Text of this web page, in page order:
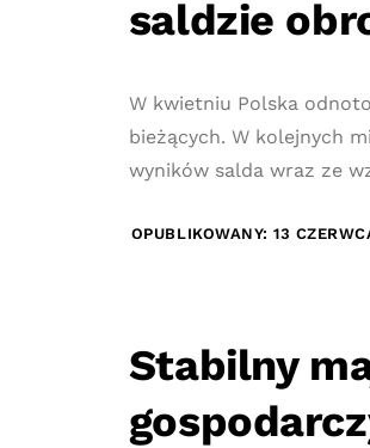
saldzie
W kwietniu Polska
bieżących. W kolejnych
wyników salda wraz ze
OPUBLIKOWANY: 13
Stabilny